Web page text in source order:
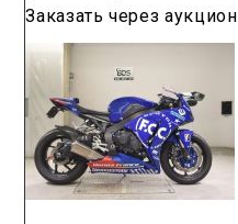
Заказать через аукцион